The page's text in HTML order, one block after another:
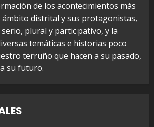
de los acontecimientos más
distrital y sus protagonistas,
plural y participativo, y la
temáticas e historias poco
terruño que hacen a su pasado,
su futuro.